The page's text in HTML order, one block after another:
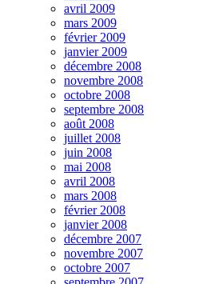
avril 2009
mars 2009
février 2009
janvier 2009
décembre 2008
novembre 2008
octobre 2008
septembre 2008
août 2008
juillet 2008
juin 2008
mai 2008
avril 2008
mars 2008
février 2008
janvier 2008
décembre 2007
novembre 2007
octobre 2007